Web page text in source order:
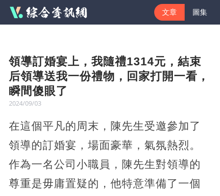
文章 圖集
領導訂婚宴上，我隨禮1314元，結束
后領導送我一份禮物，回家打開一看，
瞬間傻眼了
2024/09/03
在這個平凡的周末，陳先生受邀參加了
領導的訂婚宴，場面豪華，氣氛熱烈。
作為一名公司小職員，陳先生對領導的
尊重是毋庸置疑的，他特意準備了一個